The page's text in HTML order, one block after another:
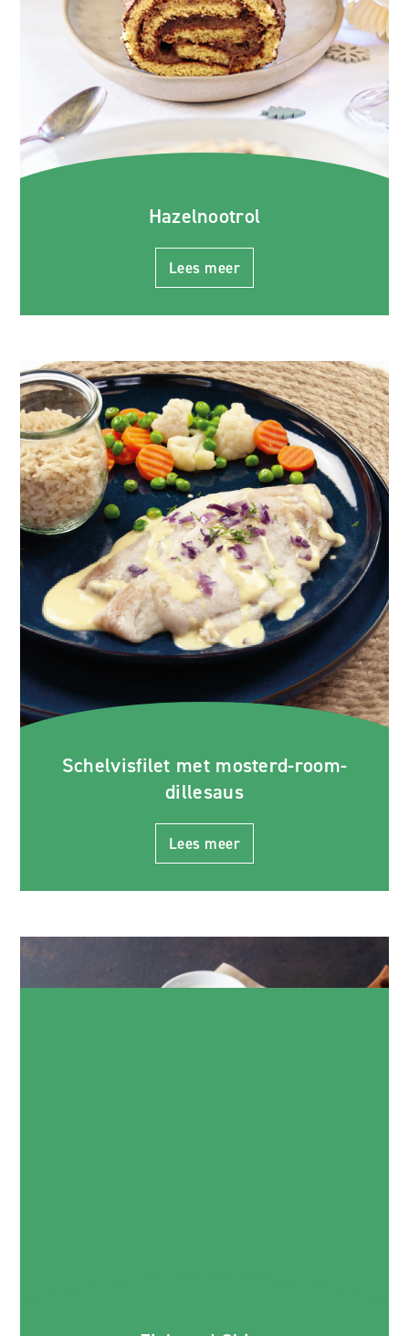
Hazelnootrol
Lees meer
Schelvisfilet met mosterd-room-
dillesaus
Lees meer